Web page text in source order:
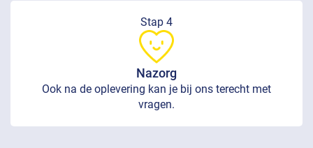
Stap 4
Nazorg
Ook na de oplevering kan je bij ons terecht met
vragen.